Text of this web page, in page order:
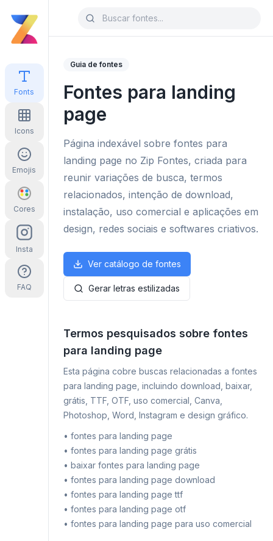
Fonts
Icons
Emojis
Cores
Insta
FAQ
Guia de fontes
Fontes para landing
page
Página indexável sobre fontes para
landing page no Zip Fontes, criada para
reunir variações de busca, termos
relacionados, intenção de download,
instalação, uso comercial e aplicações em
design, redes sociais e softwares criativos.
Ver catálogo de fontes
Gerar letras estilizadas
Termos pesquisados sobre fontes
para landing page
Esta página cobre buscas relacionadas a fontes
para landing page, incluindo download, baixar,
grátis, TTF, OTF, uso comercial, Canva,
Photoshop, Word, Instagram e design gráfico.
• fontes para landing page
• fontes para landing page grátis
• baixar fontes para landing page
• fontes para landing page download
• fontes para landing page ttf
• fontes para landing page otf
• fontes para landing page para uso comercial